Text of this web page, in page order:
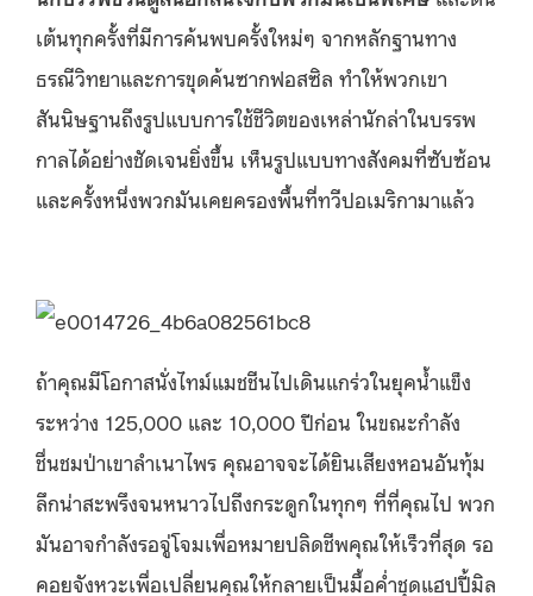
เต้นทุกครั้งที่มีการค้นพบครั้งใหม่ๆ จากหลักฐานทาง
ธรณีวิทยาและการขุดค้นซากฟอสซิล ทำให้พวกเขา
สันนิษฐานถึงรูปแบบการใช้ชีวิตของเหล่านักล่าในบรรพ
กาลได้อย่างชัดเจนยิ่งขึ้น เห็นรูปแบบทางสังคมที่ซับซ้อน
และครั้งหนึ่งพวกมันเคยครองพื้นที่ทวีปอเมริกามาแล้ว
ถ้าคุณมีโอกาสนั่งไทม์แมชชีนไปเดินแกร่วในยุคน้ำแข็ง
ระหว่าง 125,000 และ 10,000 ปีก่อน ในขณะกำลัง
ชื่นชมป่าเขาลำเนาไพร คุณอาจจะได้ยินเสียงหอนอันทุ้ม
ลึกน่าสะพรึงจนหนาวไปถึงกระดูกในทุกๆ ที่ที่คุณไป พวก
มันอาจกำลังรอจู่โจมเพื่อหมายปลิดชีพคุณให้เร็วที่สุด รอ
คอยจังหวะเพื่อเปลี่ยนคุณให้กลายเป็นมื้อค่ำชุดแฮปปี้มิล